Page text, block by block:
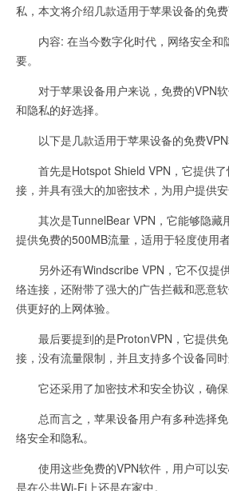
私，本文将介绍几款适用于苹果设备的免费
内容: 在当今数字化时代，网络安全和
要。
对于苹果设备用户来说，免费的VPN软
和隐私的好选择。
以下是几款适用于苹果设备的免费VPN
首先是Hotspot Shield VPN，它提供了
接，并具有强大的加密技术，为用户提供安
其次是TunnelBear VPN，它能够隐藏
提供免费的500MB流量，适用于轻度使用者
另外还有Windscribe VPN，它不仅提
络连接，还附带了强大的广告拦截和恶意
供更好的上网体验。
最后要提到的是ProtonVPN，它提供免
接，没有流量限制，并且支持多个设备同时
它还采用了加密技术和安全协议，确保
总而言之，苹果设备用户有多种选择免
络安全和隐私。
使用这些免费的VPN软件，用户可以安
是在公共Wi-Fi上还是在家中。